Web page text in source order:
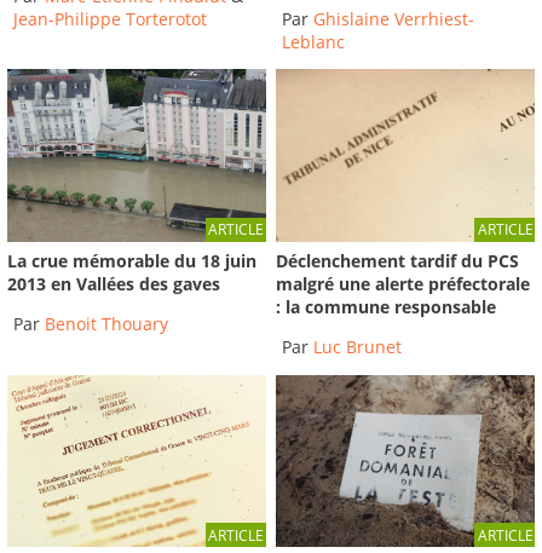
Jean-Philippe Torterotot
Par Ghislaine Verrhiest-
Leblanc
ARTICLE
La crue mémorable du 18 juin
2013 en Vallées des gaves
Par Benoit Thouary
ARTICLE
Déclenchement tardif du PCS
malgré une alerte préfectorale
: la commune responsable
Par Luc Brunet
ARTICLE ARTICLE